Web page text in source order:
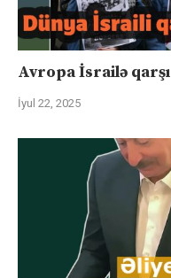
Avropa İsrailə qarşı
İyul 22, 2025